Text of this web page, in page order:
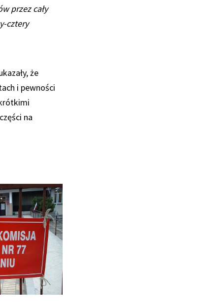
przez cały
cztery
że
i pewności
na